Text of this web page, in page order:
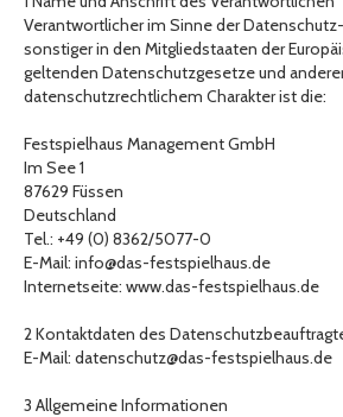
Verantwortlicher im Sinne der
sonstiger in den Mitgliedstaaten der
geltenden Datenschutzgesetze und
datenschutzrechtlichem Charakter ist die:
Festspielhaus Management GmbH
Im See 1
87629 Füssen
Deutschland
Tel.: +49 (0) 8362/5077-0
E-Mail: info@das-festspielhaus.de
Internetseite: www.das-festspielhaus.de
2 Kontaktdaten des
E-Mail: datenschutz@das-festspielhaus.de
3 Allgemeine Informationen